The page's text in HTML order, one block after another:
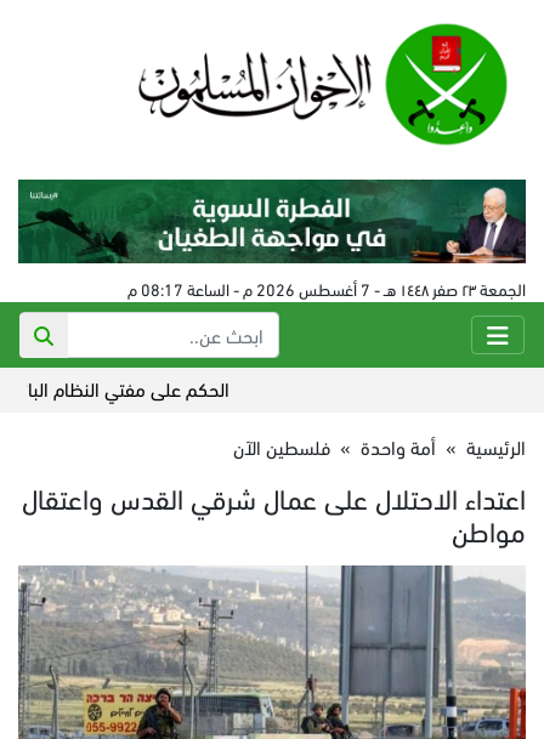
الجمعة ٢٣ صفر ١٤٤٨ هـ - 7 أغسطس 2026 م - الساعة 08:17 م
الحكم على مفتي النظام البائد في سورية
الرئيسية » أمة واحدة » فلسطين الآن
اعتداء الاحتلال على عمال شرقي القدس واعتقال
مواطن